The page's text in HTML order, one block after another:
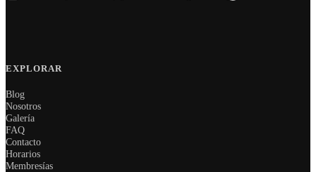
EXPLORAR
Blog
Nosotros
Galería
FAQ
Contacto
Horarios
Membresías